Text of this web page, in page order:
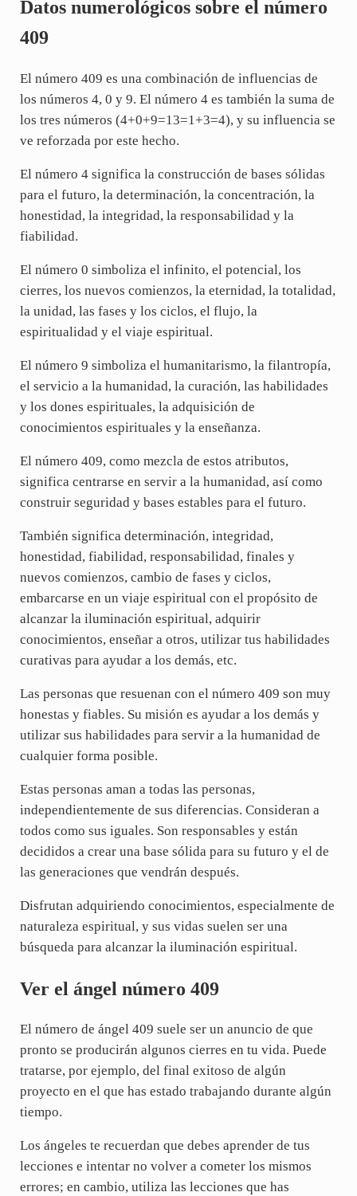
Datos numerológicos sobre el número
409
El número 409 es una combinación de influencias de
los números 4, 0 y 9. El número 4 es también la suma de
los tres números (4+0+9=13=1+3=4), y su influencia se
ve reforzada por este hecho.
El número 4 significa la construcción de bases sólidas
para el futuro, la determinación, la concentración, la
honestidad, la integridad, la responsabilidad y la
fiabilidad.
El número 0 simboliza el infinito, el potencial, los
cierres, los nuevos comienzos, la eternidad, la totalidad,
la unidad, las fases y los ciclos, el flujo, la
espiritualidad y el viaje espiritual.
El número 9 simboliza el humanitarismo, la filantropía,
el servicio a la humanidad, la curación, las habilidades
y los dones espirituales, la adquisición de
conocimientos espirituales y la enseñanza.
El número 409, como mezcla de estos atributos,
significa centrarse en servir a la humanidad, así como
construir seguridad y bases estables para el futuro.
También significa determinación, integridad,
honestidad, fiabilidad, responsabilidad, finales y
nuevos comienzos, cambio de fases y ciclos,
embarcarse en un viaje espiritual con el propósito de
alcanzar la iluminación espiritual, adquirir
conocimientos, enseñar a otros, utilizar tus habilidades
curativas para ayudar a los demás, etc.
Las personas que resuenan con el número 409 son muy
honestas y fiables. Su misión es ayudar a los demás y
utilizar sus habilidades para servir a la humanidad de
cualquier forma posible.
Estas personas aman a todas las personas,
independientemente de sus diferencias. Consideran a
todos como sus iguales. Son responsables y están
decididos a crear una base sólida para su futuro y el de
las generaciones que vendrán después.
Disfrutan adquiriendo conocimientos, especialmente de
naturaleza espiritual, y sus vidas suelen ser una
búsqueda para alcanzar la iluminación espiritual.
Ver el ángel número 409
El número de ángel 409 suele ser un anuncio de que
pronto se producirán algunos cierres en tu vida. Puede
tratarse, por ejemplo, del final exitoso de algún
proyecto en el que has estado trabajando durante algún
tiempo.
Los ángeles te recuerdan que debes aprender de tus
lecciones e intentar no volver a cometer los mismos
errores; en cambio, utiliza las lecciones que has